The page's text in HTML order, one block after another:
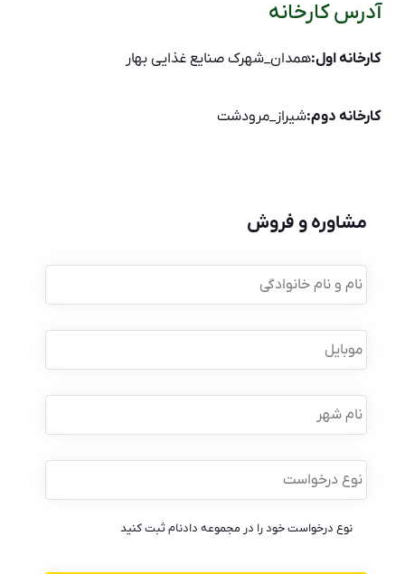
آدرس کارخانه
کارخانه اول:همدان_شهرک صنایع غذایی بهار
کارخانه دوم:شیراز_مرودشت
مشاوره و فروش
نام
و
نام
موبایل *
نام
شهر
نوع
درخواست *
نوع درخواست خود را در مجموعه دادنام ثبت کنید